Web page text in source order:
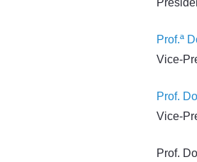
Prof.ª
Vice-
Prof.
Vice-
Prof.